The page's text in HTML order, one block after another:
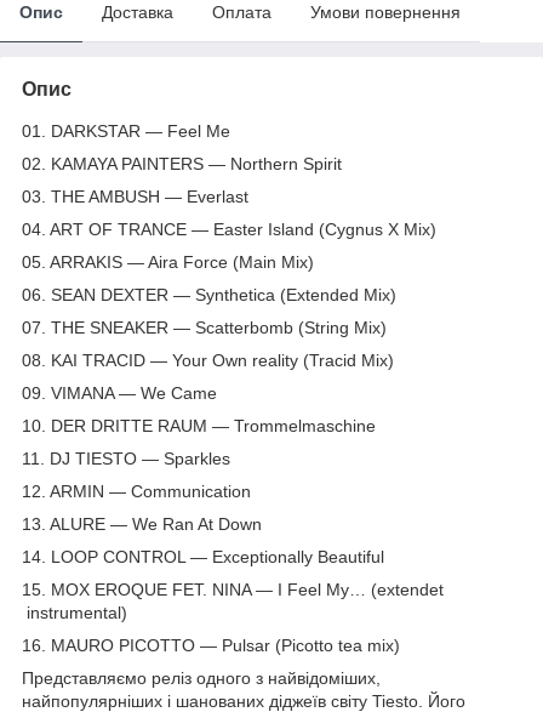
Опис Доставка Оплата Умови повернення
Опис
01. DARKSTAR — Feel Me
02. KAMAYA PAINTERS — Northern Spirit
03. THE AMBUSH — Everlast
04. ART OF TRANCE — Easter Island (Cygnus X Mix)
05. ARRAKIS — Aira Force (Main Mix)
06. SEAN DEXTER — Synthetica (Extended Mix)
07. THE SNEAKER — Scatterbomb (String Mix)
08. KAI TRACID — Your Own reality (Tracid Mix)
09. VIMANA — We Came
10. DER DRITTE RAUM — Trommelmaschine
11. DJ TIESTO — Sparkles
12. ARMIN — Communication
13. ALURE — We Ran At Down
14. LOOP CONTROL — Exceptionally Beautiful
15. MOX EROQUE FET. NINA — I Feel My… (extendet
instrumental)
16. MAURO PICOTTO — Pulsar (Picotto tea mix)
Представляємо реліз одного з найвідоміших,
найпопулярніших і шанованих діджеїв світу Tiesto. Його